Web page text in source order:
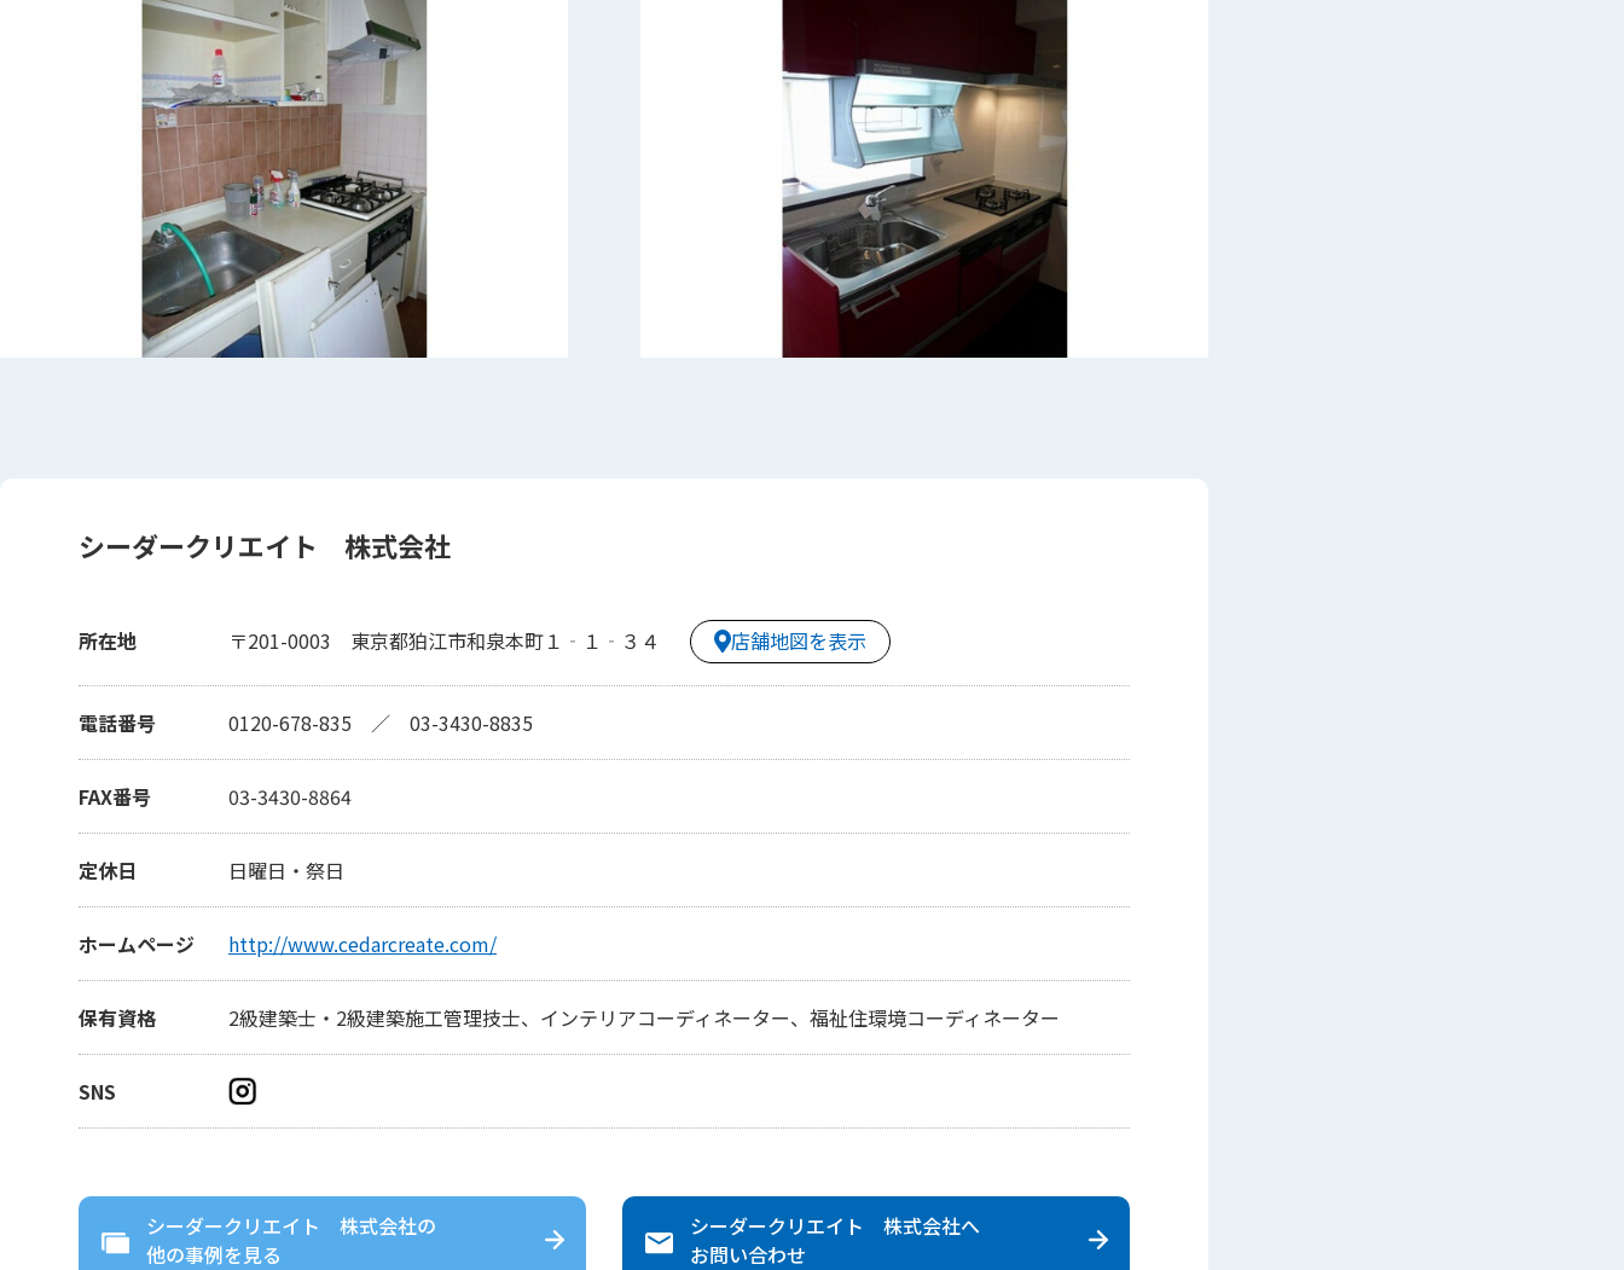
シーダークリエイト 株式会社
所在地 〒201-0003 東京都狛江市和泉本町１‐１‐３４ 店舗地図を表示
電話番号 0120-678-835 ／ 03-3430-8835
FAX番号 03-3430-8864
定休日 日曜日・祭日
ホームページ http://www.cedarcreate.com/
保有資格 2級建築士・2級建築施工管理技士、インテリアコーディネーター、福祉住環境コーディネーター
SNS
シーダークリエイト 株式会社の
他の事例を見る
シーダークリエイト 株式会社へ
お問い合わせ